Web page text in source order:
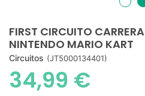
FIRST CIRCUITO CARRERA
NINTENDO MARIO KART
Circuitos (JT5000134401)
34,99 €